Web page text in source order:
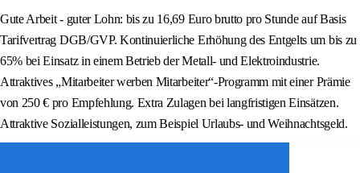
Gute Arbeit - guter Lohn: bis zu 16,69 Euro brutto pro Stunde auf Basis
Tarifvertrag DGB/GVP. Kontinuierliche Erhöhung des Entgelts um bis zu
65% bei Einsatz in einem Betrieb der Metall- und Elektroindustrie.
Attraktives „Mitarbeiter werben Mitarbeiter“-Programm mit einer Prämie
von 250 € pro Empfehlung. Extra Zulagen bei langfristigen Einsätzen.
Attraktive Sozialleistungen, zum Beispiel Urlaubs- und Weihnachtsgeld.